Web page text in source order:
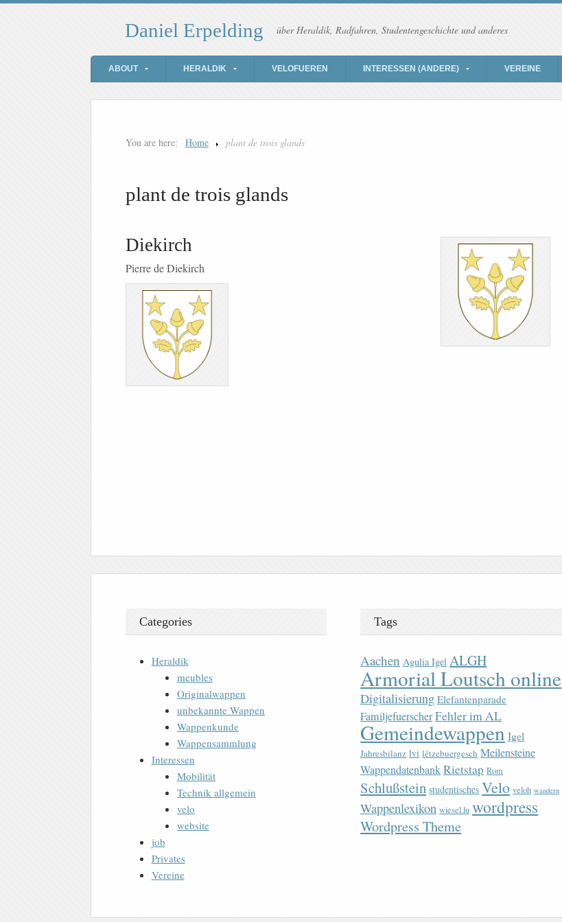
Daniel Erpelding über Heraldik, Radfahren, Studentengeschichte und anderes
ABOUT HERALDIK VELOFUEREN INTERESSEN (ANDERE) VEREINE
You are here: Home plant de trois glands
plant de trois glands
Diekirch
Pierre de Diekirch
Categories
Heraldik
meubles
Originalwappen
unbekannte Wappen
Wappenkunde
Wappensammlung
Interessen
Mobilität
Technik allgemein
velo
website
job
Privates
Vereine
Tags
Aachen Agulia Igel ALGH
Armorial Loutsch online
Digitalisierung Elefantenparade
FamiljefuerscherFehler im AL
Gemeindewappen Igel
Jahresbilanz lvi lëtzebuergesch Meilensteine
WappendatenbankRietstap Rom
Schlußstein studentisches Velo veloh wandern
Wappenlexikon wiesel.lu wordpress
Wordpress Theme